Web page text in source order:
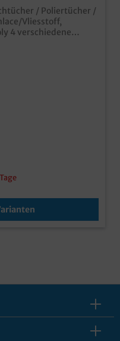
/ Poliertücher /
Vliesstoff,
Lösung